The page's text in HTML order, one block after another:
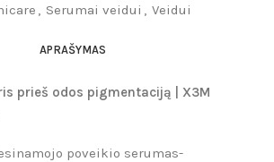
, Serumai veidui , Veidui
APRAŠYMAS
prieš odos pigmentaciją | X3M
amojo poveikio serumas-